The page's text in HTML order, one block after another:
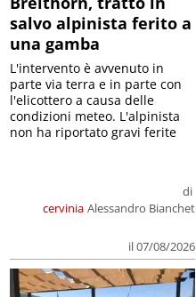
salvo alpinista ferito a
una gamba
cervinia
di
Alessandro Bianchet
il 07/08/2026
L'intervento è avvenuto in
parte via terra e in parte con
l'elicottero a causa delle
condizioni meteo. L'alpinista
non ha riportato gravi ferite